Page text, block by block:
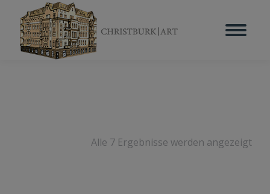
Alle 7 Ergebnisse werden angezeigt